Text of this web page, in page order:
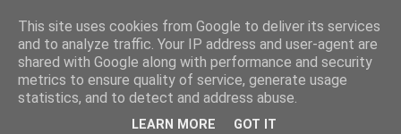
This site uses cookies from Google to deliver its services
and to analyze traffic. Your IP address and user-agent are
shared with Google along with performance and security
metrics to ensure quality of service, generate usage
statistics, and to detect and address abuse.
LEARN MORE GOT IT